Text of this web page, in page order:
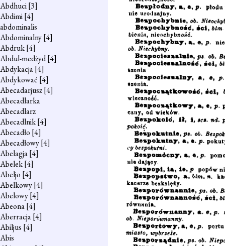
Abdhuci[3]
Abdimi[4]
abdominalis
Abdominalny[4]
Abdruk[4]
Abdul-medżyd[4]
Abdykacja[4]
Abdykować [4]
Abecadarjusz[4]
Abecadlarka
Abecadlarz
Abecadlnik[4]
Abecadło [4]
Abecadłowy[4]
Abelagja[4]
Abelek[4]
Abeljo [4]
Abelkowy[4]
Abelowy[4]
Abeona[4]
Aberracja[4]
Abiljus [4]
Abis